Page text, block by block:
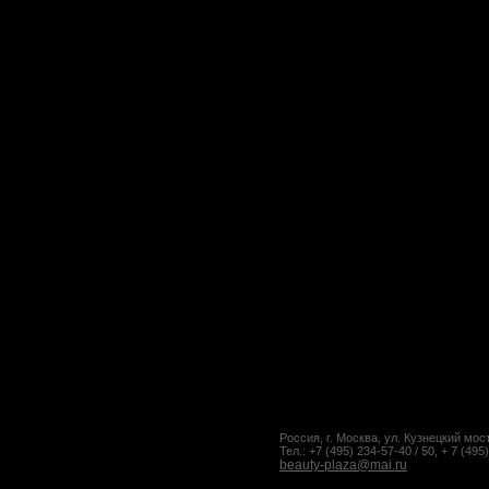
Россия, г. Москва, ул. Кузнецкий
Тел.: +7 (495) 234-57-40 / 50, + 7
beauty-plaza@mai.ru